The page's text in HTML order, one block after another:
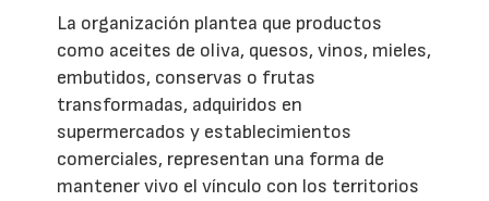
La organización plantea que productos
como aceites de oliva, quesos, vinos, mieles,
embutidos, conservas o frutas
transformadas, adquiridos en
supermercados y establecimientos
comerciales, representan una forma de
mantener vivo el vínculo con los territorios